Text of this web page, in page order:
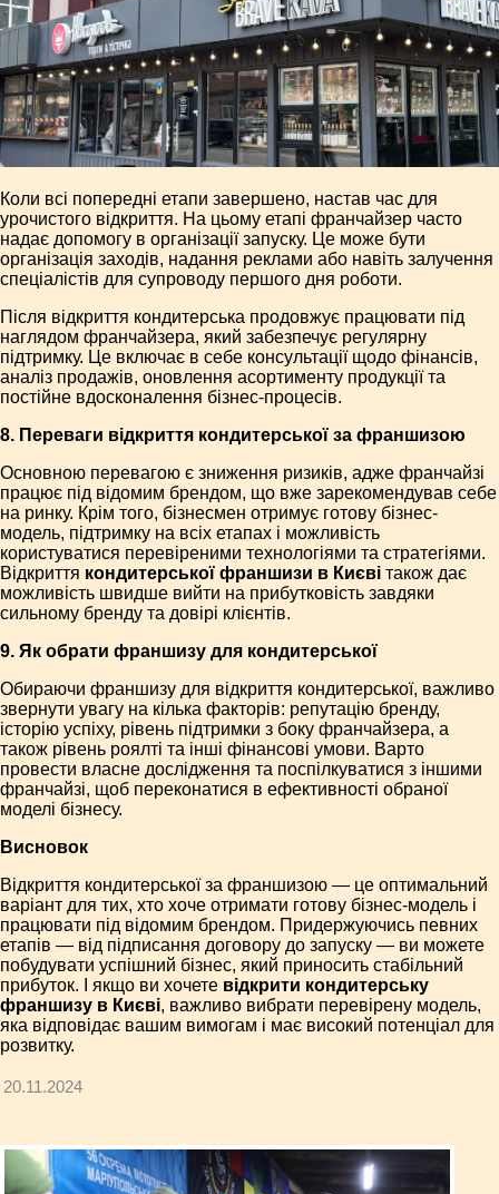
Коли всі попередні етапи завершено, настав час для
урочистого відкриття. На цьому етапі франчайзер часто
надає допомогу в організації запуску. Це може бути
організація заходів, надання реклами або навіть залучення
спеціалістів для супроводу першого дня роботи.
Після відкриття кондитерська продовжує працювати під
наглядом франчайзера, який забезпечує регулярну
підтримку. Це включає в себе консультації щодо фінансів,
аналіз продажів, оновлення асортименту продукції та
постійне вдосконалення бізнес-процесів.
8. Переваги відкриття кондитерської за франшизою
Основною перевагою є зниження ризиків, адже франчайзі
працює під відомим брендом, що вже зарекомендував себе
на ринку. Крім того, бізнесмен отримує готову бізнес-
модель, підтримку на всіх етапах і можливість
користуватися перевіреними технологіями та стратегіями.
Відкриття кондитерської франшизи в Києві також дає
можливість швидше вийти на прибутковість завдяки
сильному бренду та довірі клієнтів.
9. Як обрати франшизу для кондитерської
Обираючи франшизу для відкриття кондитерської, важливо
звернути увагу на кілька факторів: репутацію бренду,
історію успіху, рівень підтримки з боку франчайзера, а
також рівень роялті та інші фінансові умови. Варто
провести власне дослідження та поспілкуватися з іншими
франчайзі, щоб переконатися в ефективності обраної
моделі бізнесу.
Висновок
Відкриття кондитерської за франшизою — це оптимальний
варіант для тих, хто хоче отримати готову бізнес-модель і
працювати під відомим брендом. Придержуючись певних
етапів — від підписання договору до запуску — ви можете
побудувати успішний бізнес, який приносить стабільний
прибуток. І якщо ви хочете відкрити кондитерську
франшизу в Києві, важливо вибрати перевірену модель,
яка відповідає вашим вимогам і має високий потенціал для
розвитку.
20.11.2024